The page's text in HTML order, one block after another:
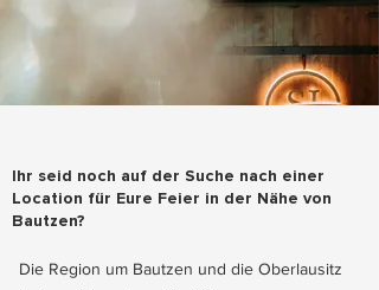
Ihr seid noch auf der Suche nach einer
Location für Eure Feier in der Nähe von
Bautzen?
Die Region um Bautzen und die Oberlausitz